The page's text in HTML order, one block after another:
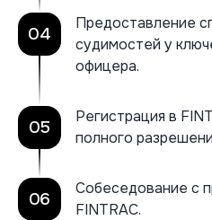
04
Предоставление
судимостей у
офицера.
05
Регистрация в
полного
06
Собеседование с
FINTRAC.